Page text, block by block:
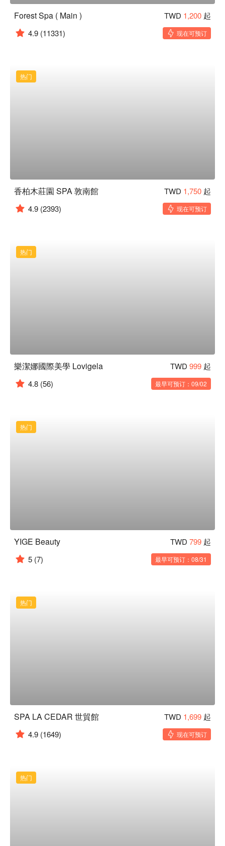
Forest Spa ( Main ) TWD 1,200 起
4.9 (11331) 现在可预订
热门
香柏木莊園 SPA 敦南館 TWD 1,750 起
4.9 (2393) 现在可预订
热门
樂潔娜國際美學 Lovigela TWD 999 起
4.8 (56) 最早可预订：09/02
热门
YIGE Beauty TWD 799 起
5 (7) 最早可预订：08/31
热门
SPA LA CEDAR 世貿館 TWD 1,699 起
4.9 (1649) 现在可预订
热门